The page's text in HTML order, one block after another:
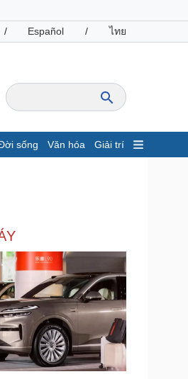
/ Español / ไทย
sống Văn hóa Giải trí
Chứng khoán
Giá cà phê
Công nghệ
Sành điệu
Tin Công nghệ
Trải nghiệm
Chuyển đổi số